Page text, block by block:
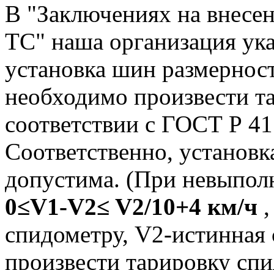
В "Заключениях на
ТС" наша организация
установка шин
необходимо произвести
соответствии с ГОСТ Р
Соответственно,
допустима. (При
0≤V1-V2≤ V2/10+4 км/ч
спидометру, V2-
произвести тарировку